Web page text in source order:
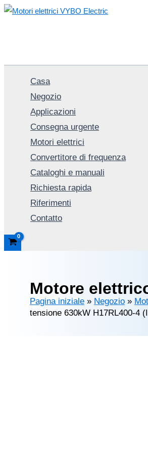
Vai
Casa
Negozio
Applicazioni
Consegna urgente
Motori elettrici
Convertitore di frequenza
Cataloghi e manuali
Richiesta rapida
Riferimenti
Contatto
Motore
Pagina iniziale » Negozio »
tensione 630kW H17RL400-4